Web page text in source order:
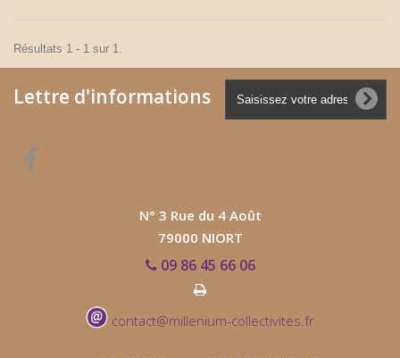
Résultats 1 - 1 sur 1.
Lettre d'informations
N° 3 Rue du 4 Août
79000 NIORT
09 86 45 66 06
contact@millenium-collectivites.fr